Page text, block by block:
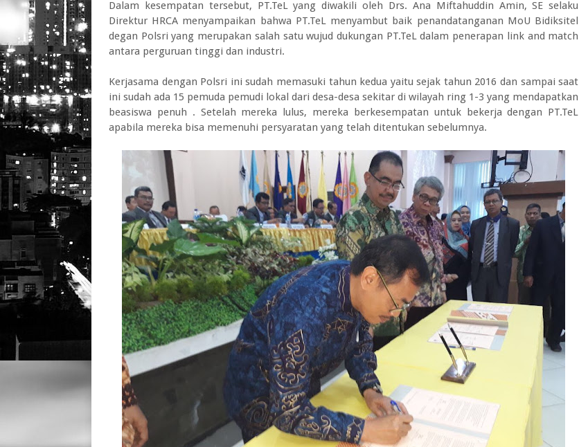
Dalam kesempatan tersebut, PT.TeL yang diwakili oleh Drs. Ana Miftahuddin Amin, SE selaku
Direktur HRCA menyampaikan bahwa PT.TeL menyambut baik penandatanganan MoU Bidiksitel
degan Polsri yang merupakan salah satu wujud dukungan PT.TeL dalam penerapan link and match
antara perguruan tinggi dan industri.
Kerjasama dengan Polsri ini sudah memasuki tahun kedua yaitu sejak tahun 2016 dan sampai saat
ini sudah ada 15 pemuda pemudi lokal dari desa-desa sekitar di wilayah ring 1-3 yang mendapatkan
beasiswa penuh . Setelah mereka lulus, mereka berkesempatan untuk bekerja dengan PT.TeL
apabila mereka bisa memenuhi persyaratan yang telah ditentukan sebelumnya.